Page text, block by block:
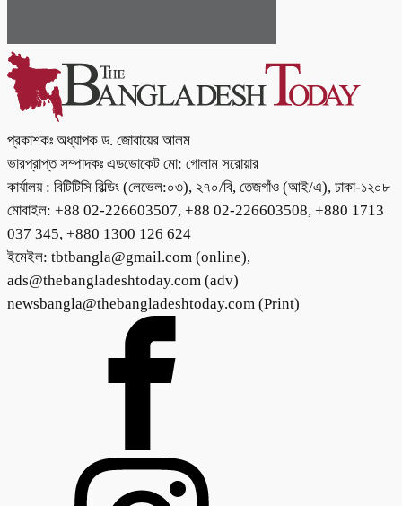
প্রকাশকঃ অধ্যাপক ড. জোবায়ের আলম
ভারপ্রাপ্ত সম্পাদকঃ এডভোকেট মো: গোলাম সরোয়ার
কার্যালয় : বিটিটিসি বিল্ডিং (লেভেল:০৩), ২৭০/বি, তেজগাঁও (আই/এ), ঢাকা-১২০৮
মোবাইল: +88 02-226603507, +88 02-226603508, +880 1713
037 345, +880 1300 126 624
ইমেইল: tbtbangla@gmail.com (online),
ads@thebangladeshtoday.com (adv)
newsbangla@thebangladeshtoday.com (Print)